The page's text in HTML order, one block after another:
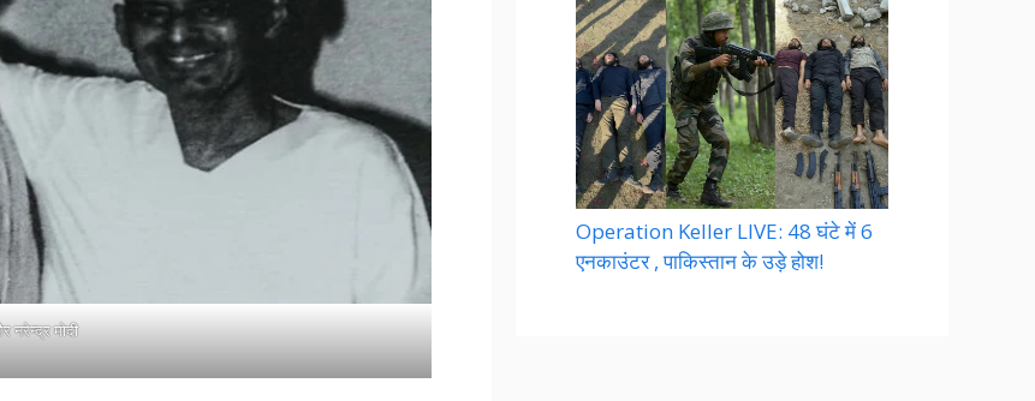
नरेन्द्र मोदी
Operation Keller LIVE: 48 घंटे में 6
एनकाउंटर , पाकिस्तान के उड़े होश!